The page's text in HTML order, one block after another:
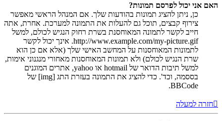
האם אני יכול לפרסם תמונות?
כן, ניתן להציג תמונות בהודעות שלך. אם המנהל הראשי מאפשר
צירוף קבצים, תוכל גם להעלות את התמונה למערכת. אחרת, אתה
חייב לקשר לתמונה המאוחסנת בשרת רחוק הנגיש לכולם, למשל
http://www.example.com/my-picture.gif. אינך יכול לקשר
לתמונות המאוחסנות על המחשב האישי שלך (אלא אם כן הוא
שרת הנגיש לכולם) ולא תמונות המאוחסנות מאחורי מנגנוני אימות,
למשל תיבות הדואר של hotmail או yahoo, אתרים המוגנים
בססמה, וכד'. כדי להציג את התמונה בעזרת התג [img] של
BBCode.
חזרה למעלה